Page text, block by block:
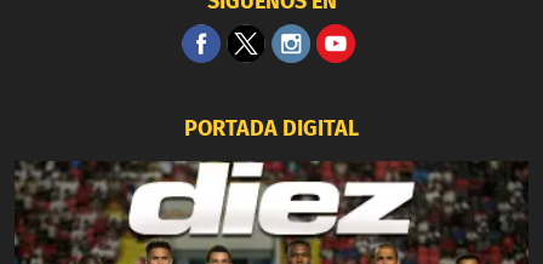
PORTADA DIGITAL